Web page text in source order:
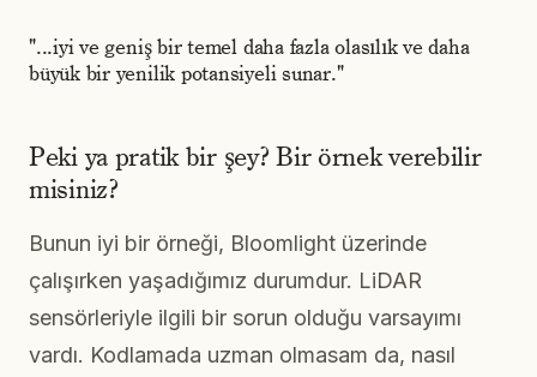
"...iyi ve geniş bir temel daha fazla olasılık ve daha
büyük bir yenilik potansiyeli sunar."
Peki ya pratik bir şey? Bir örnek verebilir
misiniz?
Bunun iyi bir örneği, Bloomlight üzerinde
çalışırken yaşadığımız durumdur. LiDAR
sensörleriyle ilgili bir sorun olduğu varsayımı
vardı. Kodlamada uzman olmasam da, nasıl